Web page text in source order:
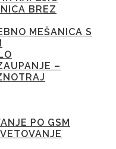
BREZ
MEŠANICA S
–
PO GSM